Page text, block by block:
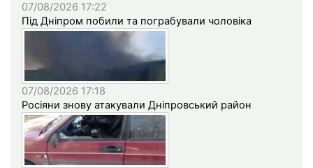
07/08/2026 17:22
Під Дніпром побили та пограбували чоловіка
07/08/2026 17:18
Росіяни знову атакували Дніпровський район